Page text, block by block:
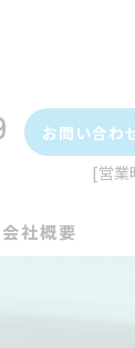
お問い合わ
[営業
会社概要